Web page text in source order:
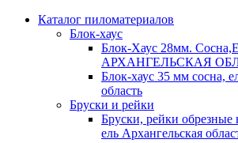
Каталог пиломатериалов
Блок-хаус
Блок-Хаус 28мм.
АРХАНГЕЛЬСКАЯ
Блок-хаус 35 мм сосна,
область
Бруски и рейки
Бруски, рейки обрезные
ель Архангельская